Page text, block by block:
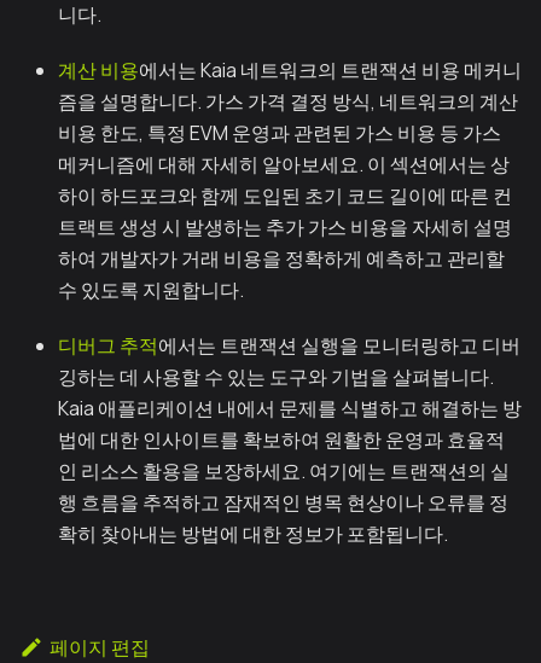
니다.
계산 비용에서는 Kaia 네트워크의 트랜잭션 비용 메커니
즘을 설명합니다. 가스 가격 결정 방식, 네트워크의 계산
비용 한도, 특정 EVM 운영과 관련된 가스 비용 등 가스
메커니즘에 대해 자세히 알아보세요. 이 섹션에서는 상
하이 하드포크와 함께 도입된 초기 코드 길이에 따른 컨
트랙트 생성 시 발생하는 추가 가스 비용을 자세히 설명
하여 개발자가 거래 비용을 정확하게 예측하고 관리할
수 있도록 지원합니다.
디버그 추적에서는 트랜잭션 실행을 모니터링하고 디버
깅하는 데 사용할 수 있는 도구와 기법을 살펴봅니다.
Kaia 애플리케이션 내에서 문제를 식별하고 해결하는 방
법에 대한 인사이트를 확보하여 원활한 운영과 효율적
인 리소스 활용을 보장하세요. 여기에는 트랜잭션의 실
행 흐름을 추적하고 잠재적인 병목 현상이나 오류를 정
확히 찾아내는 방법에 대한 정보가 포함됩니다.
페이지 편집